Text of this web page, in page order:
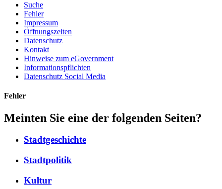
Suche
Fehler
Impressum
Öffnungszeiten
Datenschutz
Kontakt
Hinweise zum eGovernment
Informationspflichten
Datenschutz Social Media
Fehler
Meinten Sie eine der folgenden Seiten?
Stadtgeschichte
Stadtpolitik
Kultur